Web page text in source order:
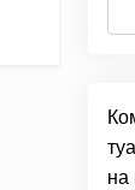
на